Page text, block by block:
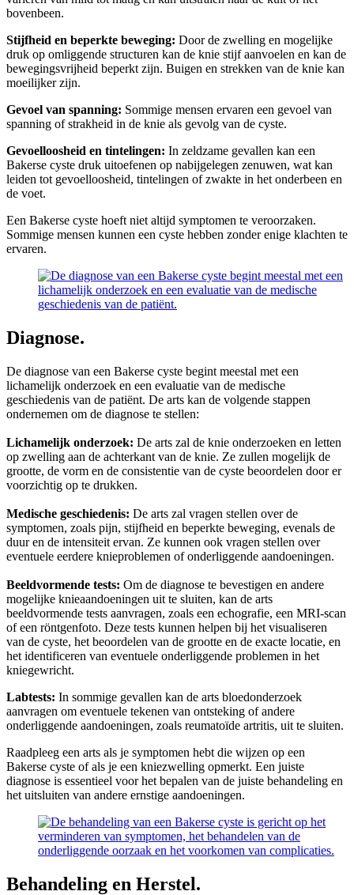
bovenbeen.
Stijfheid en beperkte beweging: Door de zwelling en mogelijke
druk op omliggende structuren kan de knie stijf aanvoelen en kan de
bewegingsvrijheid beperkt zijn. Buigen en strekken van de knie kan
moeilijker zijn.
Gevoel van spanning: Sommige mensen ervaren een gevoel van
spanning of strakheid in de knie als gevolg van de cyste.
Gevoelloosheid en tintelingen: In zeldzame gevallen kan een
Bakerse cyste druk uitoefenen op nabijgelegen zenuwen, wat kan
leiden tot gevoelloosheid, tintelingen of zwakte in het onderbeen en
de voet.
Een Bakerse cyste hoeft niet altijd symptomen te veroorzaken.
Sommige mensen kunnen een cyste hebben zonder enige klachten te
ervaren.
Diagnose.
De diagnose van een Bakerse cyste begint meestal met een
lichamelijk onderzoek en een evaluatie van de medische
geschiedenis van de patiënt. De arts kan de volgende stappen
ondernemen om de diagnose te stellen:
Lichamelijk onderzoek: De arts zal de knie onderzoeken en letten
op zwelling aan de achterkant van de knie. Ze zullen mogelijk de
grootte, de vorm en de consistentie van de cyste beoordelen door er
voorzichtig op te drukken.
Medische geschiedenis: De arts zal vragen stellen over de
symptomen, zoals pijn, stijfheid en beperkte beweging, evenals de
duur en de intensiteit ervan. Ze kunnen ook vragen stellen over
eventuele eerdere knieproblemen of onderliggende aandoeningen.
Beeldvormende tests: Om de diagnose te bevestigen en andere
mogelijke knieaandoeningen uit te sluiten, kan de arts
beeldvormende tests aanvragen, zoals een echografie, een MRI-scan
of een röntgenfoto. Deze tests kunnen helpen bij het visualiseren
van de cyste, het beoordelen van de grootte en de exacte locatie, en
het identificeren van eventuele onderliggende problemen in het
kniegewricht.
Labtests: In sommige gevallen kan de arts bloedonderzoek
aanvragen om eventuele tekenen van ontsteking of andere
onderliggende aandoeningen, zoals reumatoïde artritis, uit te sluiten.
Raadpleeg een arts als je symptomen hebt die wijzen op een
Bakerse cyste of als je een kniezwelling opmerkt. Een juiste
diagnose is essentieel voor het bepalen van de juiste behandeling en
het uitsluiten van andere ernstige aandoeningen.
Behandeling en Herstel.